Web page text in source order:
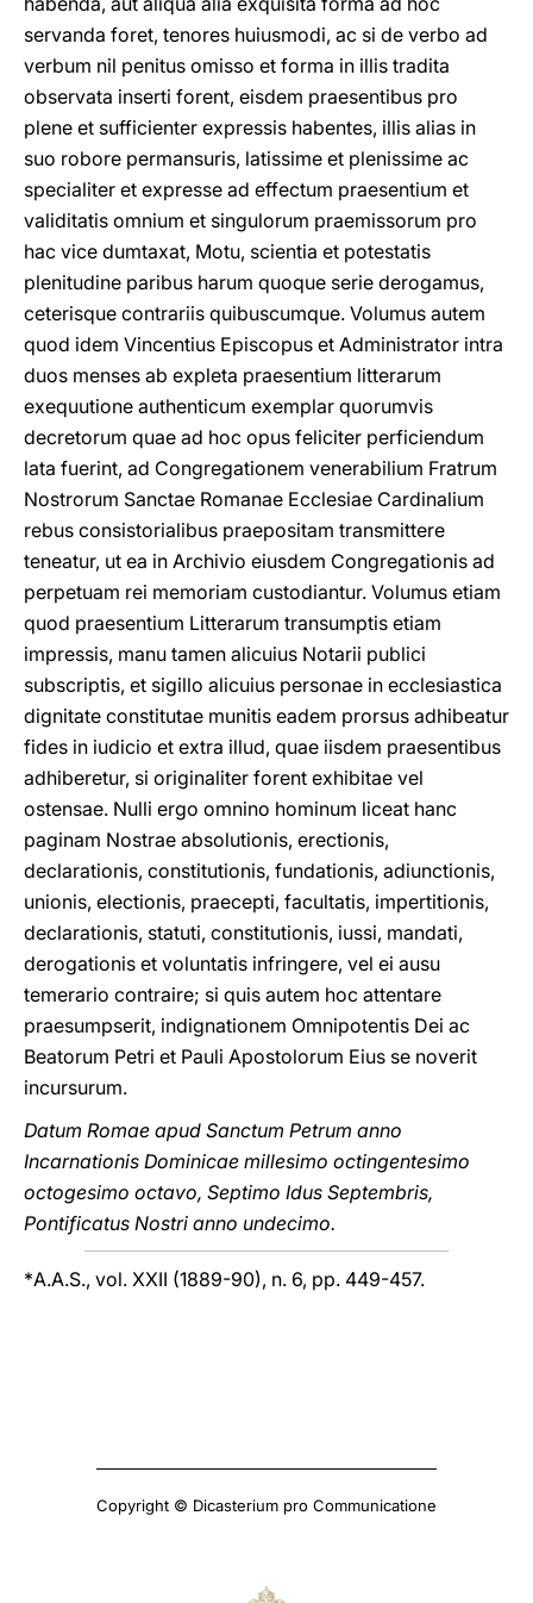
servanda foret, tenores huiusmodi, ac si de verbo ad
verbum nil penitus omisso et forma in illis tradita
observata inserti forent, eisdem praesentibus pro
plene et sufficienter expressis habentes, illis alias in
suo robore permansuris, latissime et plenissime ac
specialiter et expresse ad effectum praesentium et
validitatis omnium et singulorum praemissorum pro
hac vice dumtaxat, Motu, scientia et potestatis
plenitudine paribus harum quoque serie derogamus,
ceterisque contrariis quibuscumque. Volumus autem
quod idem Vincentius Episcopus et Administrator intra
duos menses ab expleta praesentium litterarum
exequutione authenticum exemplar quorumvis
decretorum quae ad hoc opus feliciter perficiendum
lata fuerint, ad Congregationem venerabilium Fratrum
Nostrorum Sanctae Romanae Ecclesiae Cardinalium
rebus consistorialibus praepositam transmittere
teneatur, ut ea in Archivio eiusdem Congregationis ad
perpetuam rei memoriam custodiantur. Volumus etiam
quod praesentium Litterarum transumptis etiam
impressis, manu tamen alicuius Notarii publici
subscriptis, et sigillo alicuius personae in ecclesiastica
dignitate constitutae munitis eadem prorsus adhibeatur
fides in iudicio et extra illud, quae iisdem praesentibus
adhiberetur, si originaliter forent exhibitae vel
ostensae. Nulli ergo omnino hominum liceat hanc
paginam Nostrae absolutionis, erectionis,
declarationis, constitutionis, fundationis, adiunctionis,
unionis, electionis, praecepti, facultatis, impertitionis,
declarationis, statuti, constitutionis, iussi, mandati,
derogationis et voluntatis infringere, vel ei ausu
temerario contraire; si quis autem hoc attentare
praesumpserit, indignationem Omnipotentis Dei ac
Beatorum Petri et Pauli Apostolorum Eius se noverit
incursurum.
Datum Romae apud Sanctum Petrum anno
Incarnationis Dominicae millesimo octingentesimo
octogesimo octavo, Septimo Idus Septembris,
Pontificatus Nostri anno undecimo.
*A.A.S., vol. XXII (1889-90), n. 6, pp. 449-457.
Copyright © Dicasterium pro Communicatione